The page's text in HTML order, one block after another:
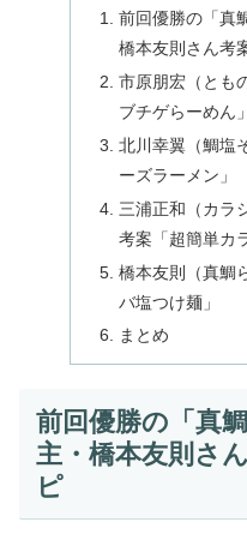
前回優勝の「真
橋本友則さん考
市原朋宏（とも
ブチゲらーめん」
北川幸翼（鯛塩
ーズラーメン」
三浦正和（カラ
考案「超簡単カ
橋本友則（真鯛
バ塩つけ麺」
まとめ
前回優勝の「真
主・橋本友則さ
ピ